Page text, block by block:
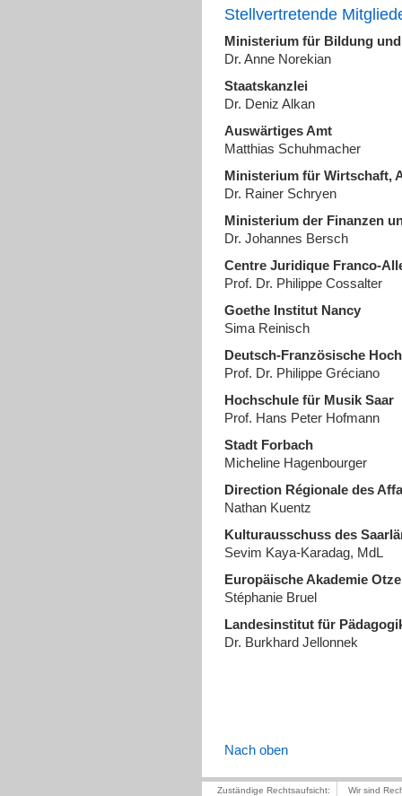
Stellvertretende
Ministerium für Bildung
Dr. Anne Norekian
Staatskanzlei
Dr. Deniz Alkan
Auswärtiges Amt
Matthias Schuhmacher
Ministerium für Wirtschaft,
Dr. Rainer Schryen
Ministerium der Finanzen
Dr. Johannes Bersch
Centre Juridique Franco-
Prof. Dr. Philippe Cossalter
Goethe Institut Nancy
Sima Reinisch
Deutsch-Französische
Prof. Dr. Philippe Gréciano
Hochschule für Musik Saar
Prof. Hans Peter Hofmann
Stadt Forbach
Micheline Hagenbourger
Direction Régionale des
Nathan Kuentz
Kulturausschuss des
Sevim Kaya-Karadag, MdL
Europäische Akademie
Stéphanie Bruel
Landesinstitut für
Dr. Burkhard Jellonnek
Nach oben
Zuständige Rechtsaufsicht: Wir sind